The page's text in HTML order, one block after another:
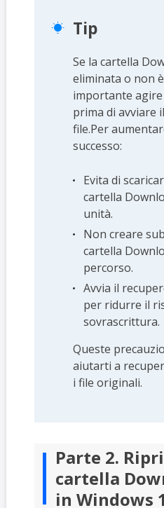
 Tip
Se la cartella
eliminata o non
importante
prima di avviare
file.Per
successo:
Evita di
cartella
unità.
Non creare
cartella
percorso.
Avvia il
per ridurre il
sovrascrittura.
Queste
aiutarti a
i file originali.
Parte 2.
cartella
in Windows